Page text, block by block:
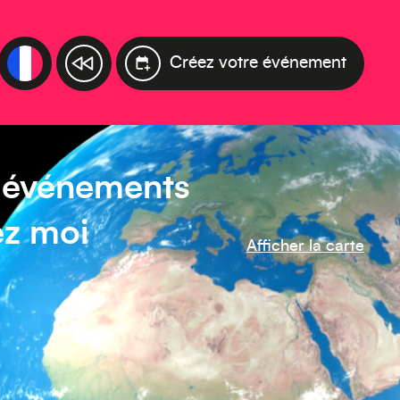
Créez votre événement
moi
Afficher la carte